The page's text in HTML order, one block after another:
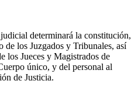
determinará la constitución,
los Juzgados y Tribunales, así
los Jueces y Magistrados de
único, y del personal al
de Justicia.